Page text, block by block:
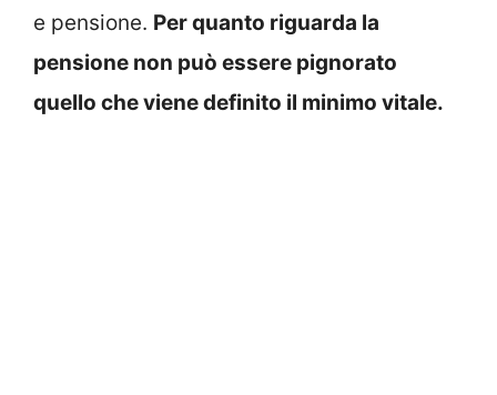
e pensione. Per quanto riguarda la
pensione non può essere pignorato
quello che viene definito il minimo vitale.